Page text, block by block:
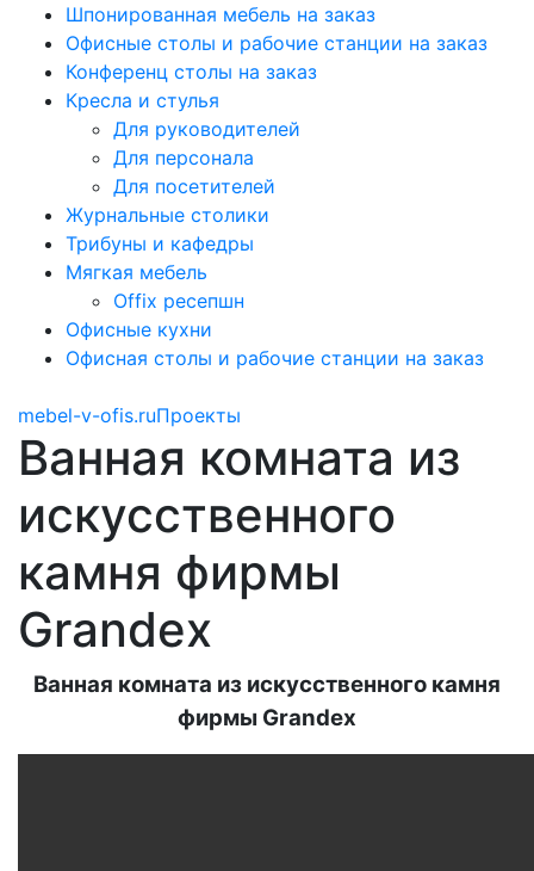
Шпонированная мебель на заказ
Офисные столы и рабочие станции на заказ
Конференц столы на заказ
Кресла и стулья
Для руководителей
Для персонала
Для посетителей
Журнальные столики
Трибуны и кафедры
Мягкая мебель
Offix ресепшн
Офисные кухни
Офисная столы и рабочие станции на заказ
mebel-v-ofis.ruПроекты
Ванная комната из
искусственного
камня фирмы
Grandex
Ванная комната из искусственного камня
фирмы Grandex